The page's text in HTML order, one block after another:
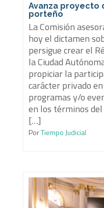
Avanza proyecto
porteño
La Comisión
hoy el dictamen
persigue crear el
la Ciudad
propiciar la
carácter privado
programas y/o
en los términos
[…]
PorTiempo Judicial